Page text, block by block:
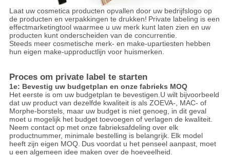
Laat uw cosmetica producten opvallen door uw bedrijfslogo op
de producten en verpakkingen te drukken! Private labeling is een
effectmarketingtool waarmee u uw merk kunt laten zien en uw
producten kunt onderscheiden van de concurrentie.
Steeds meer cosmetische merk- en make-upartiesten hebben
hun eigen make-upproductlijn voor huismerken.
Proces om private label te starten
1e: Bevestig uw budgetplan en onze fabrieks MOQ
Het eerste is om uw budgetplan te bevestigen.U wilt bijvoorbeeld
dat uw product van dezelfde kwaliteit is als ZOEVA-, MAC- of
Morphe-borstels, maar uw budget is niet genoeg, in dit geval
moet u mogelijk het budget toevoegen of verlagen de kwaliteit.
Neem contact op met onze fabrieksafdeling over elk
productnummer, minimale bestelling is belangrijk. Elk model
heeft zijn eigen MOQ. Dus voordat u het penseel aanpast, moet
u een algemeen idee maken over de hoeveelheid.